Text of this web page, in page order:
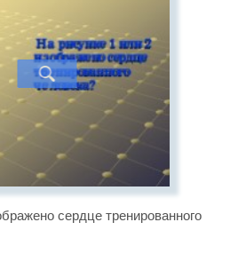
сердце тренированного